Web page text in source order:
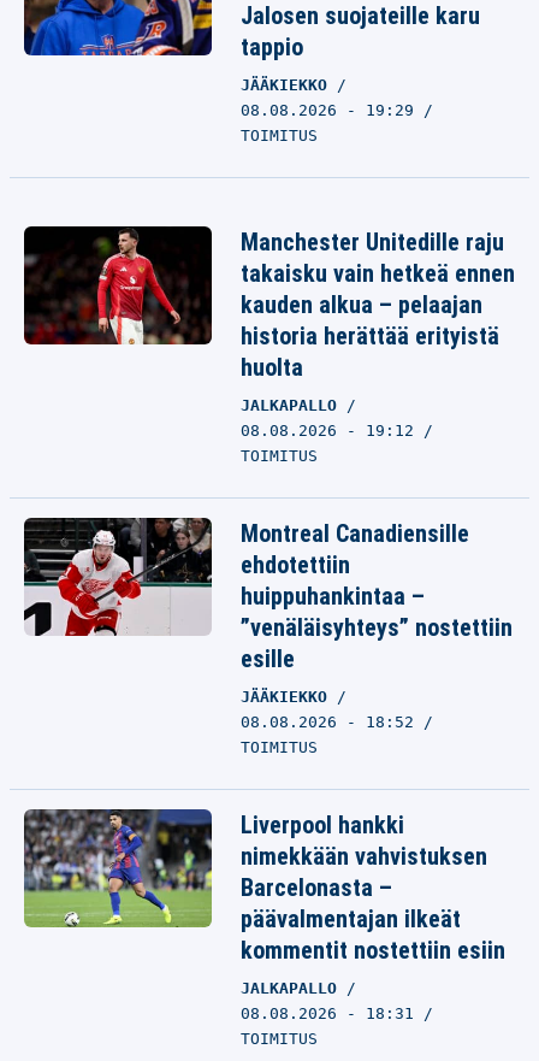
Jalosen suojateille karu
tappio
JÄÄKIEKKO
08.08.2026 - 19:29
TOIMITUS
Manchester Unitedille raju
takaisku vain hetkeä ennen
kauden alkua – pelaajan
historia herättää erityistä
huolta
JALKAPALLO
08.08.2026 - 19:12
TOIMITUS
Montreal Canadiensille
ehdotettiin
huippuhankintaa –
”venäläisyhteys” nostettiin
esille
JÄÄKIEKKO
08.08.2026 - 18:52
TOIMITUS
Liverpool hankki
nimekkään vahvistuksen
Barcelonasta –
päävalmentajan ilkeät
kommentit nostettiin esiin
JALKAPALLO
08.08.2026 - 18:31
TOIMITUS